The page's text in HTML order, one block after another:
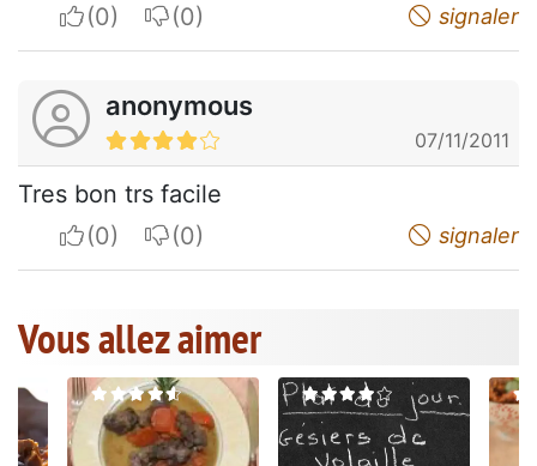
I apreciateI do not appreciate signaler
anonymous
07/11/2011
Tres bon trs facile
I apreciateI do not appreciate signaler
Vous allez aimer